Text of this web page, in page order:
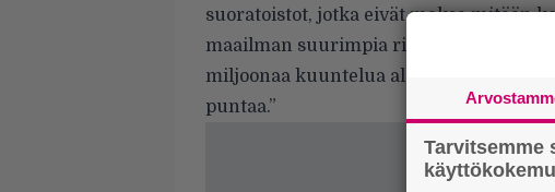
suoratoistot, jotka eivät maksa mitään
maailman suurimpia rikollisia. Meillä
miljoonaa kuuntelua alustalla ja taisin
puntaa.”
Tarvitsemme